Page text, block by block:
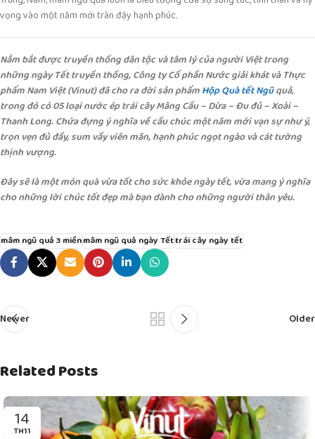
vọng vào một năm mới tràn đậy hạnh phúc.
Nắm bắt được truyền thống dân tộc và tâm lý của người Việt trong
những ngày Tết truyền thống, Công ty Cổ phần Nước giải khát và Thực
phẩm Nam Việt (Vinut) đã cho ra đời sản phẩmHộp Quà tết Ngũquả,
trong đó có 05 loại nước ép trái cây Mãng Cầu – Dừa – Đu đủ – Xoài –
Thanh Long. Chứa đựng ý nghĩa về cầu chúc một năm mới vạn sự như ý,
trọn vẹn đủ đầy, sum vầy viên mãn, hạnh phúc ngọt ngào và cát tường
thịnh vượng.
Đây sẽ là một món quà vừa tốt cho sức khỏe ngày tết, vừa mang ý nghĩa
cho những lời chúc tốt đẹp mà bạn dành cho những người thân yêu.
mâm ngũ quả 3 miềnmâm ngũ quả ngày Tếttrái cây ngày tết
Newer Older
Related Posts
14
TH11